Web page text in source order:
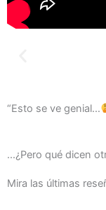
“Esto se ve genial…
...¿Pero qué dicen
Mira las últimas